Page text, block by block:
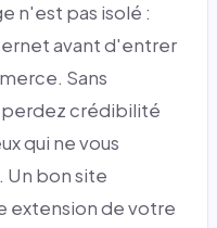
n'est pas isolé :
avant d'entrer
Sans
perdez crédibilité
qui ne vous
Un bon site
extension de votre